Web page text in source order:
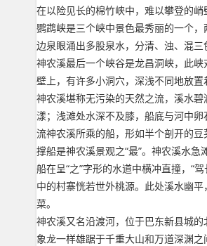
在以险见长的棉竹峡中，难以攀登的
鹦鹉峡是三个峡中景色最秀丽的一个
边泉眼涌出多股泉水，分清、浊、混三
神农溪最后一个峡谷是龙昌洞峡，此
壁上，有许多小洞穴，深浅不同地放置
神农溪堪称无污染的天然之流，溪水
漾；浅滩处水深不及膝，船底与河中卵
流神农溪所乘的船，形如半个剖开的
撑船是神农溪景观之“最”。神农溪水
船在呈“之”字形的水道中横冲直撞，“
中的村寨恍若世外桃源。此处溪水幽
菜。
神农溪又名沿渡河，位于巴东新县城
象龙一样雄踞于千重大山和万道深渊